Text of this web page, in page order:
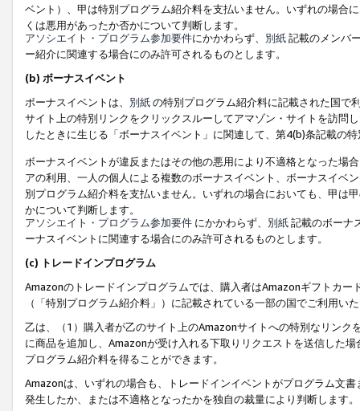
ベント）、甲は特別プログラム紹介料を支払いません。いずれの場合
くは悪用があったか否かについて判断します。
アソシエイト・プログラム参加要件にかかわらず、 別紙記載のメンバ
ー紹介に関連する場合にのみ許可されるものとします。
(b) ボーナスイベント
ボーナスイベントは、 別紙の特別プログラム紹介料に記載された国で
サイト上の特別リンクをクリックスルーしてアマゾン・サイトを訪問
したときに生じる「ボーナスイベント」に関連して、第4(b)条記載の
ボーナスイベントが違反またはその他の悪用により不適格となった場
アの利用、一人の個人による複数のボーナスイベント、ボーナスイベ
別プログラム紹介料を支払いません。いずれの場合においても、甲は
かについて判断します。
アソシエイト・プログラム参加要件 にかかわらず、 別紙記載のボーナ
ーナスイベントに関連する場合にのみ許可されるものとします。
(c) トレードインプログラム
Amazonのトレードインプログラムでは、購入者はAmazonギフトカ
（「特別プログラム紹介料」）に記載されている一部の国でご利用い
乙は、（1）購入者が乙のサイト上のAmazonサイトへの特別なリン
に商品を追加し、Amazonが受け入れる下取りリクエストを送信した
プログラム紹介料を得ることができます。
Amazonは、いずれの場合も、トレードインイベントがプログラム文
発生したか、または不適格となったかを独自の裁量により判断します。